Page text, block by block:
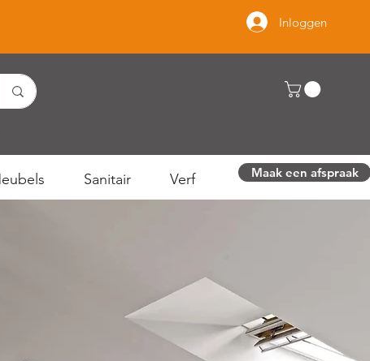
Inloggen
Sanitair Verf Maak een afspraak